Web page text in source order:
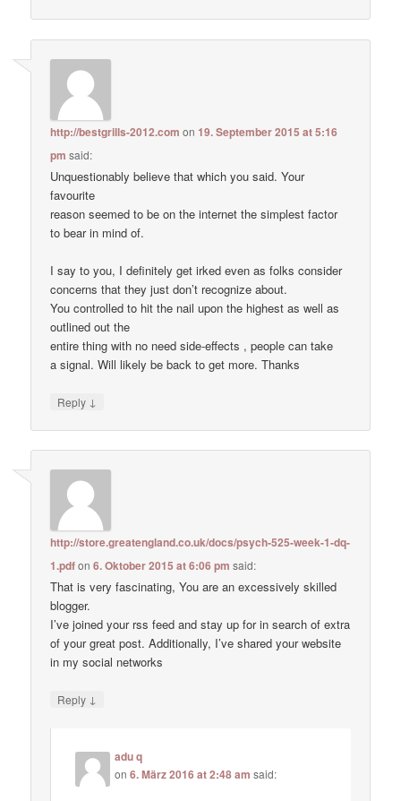
http://bestgrills-2012.com on19. September 2015 at 5:16
pm said:
Unquestionably believe that which you said. Your
favourite
reason seemed to be on the internet the simplest factor
to bear in mind of.
I say to you, I definitely get irked even as folks consider
concerns that they just don’t recognize about.
You controlled to hit the nail upon the highest as well as
outlined out the
entire thing with no need side-effects , people can take
a signal. Will likely be back to get more. Thanks
Reply ↓
http://store.greatengland.co.uk/docs/psych-525-week-1-dq-
1.pdfon6. Oktober 2015 at 6:06 pm said:
That is very fascinating, You are an excessively skilled
blogger.
I’ve joined your rss feed and stay up for in search of extra
of your great post. Additionally, I’ve shared your website
in my social networks
Reply ↓
adu q
on6. März 2016 at 2:48 am said: